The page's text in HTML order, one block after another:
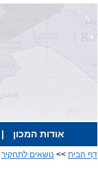
אודות המכון |
דף הבית >> נושאים לתחקיר